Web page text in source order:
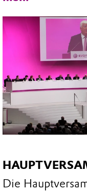
Die